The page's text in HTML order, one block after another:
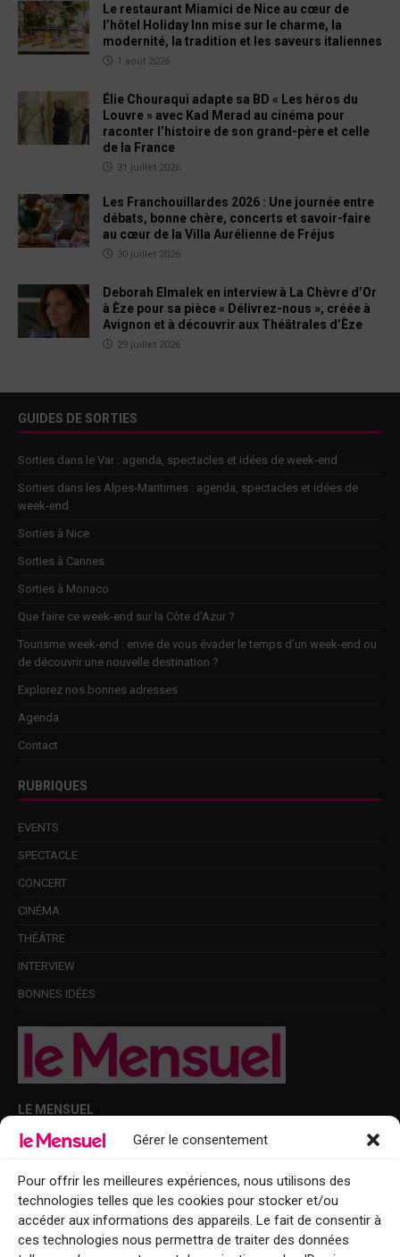
Gérer le consentement
Pour offrir les meilleures expériences, nous utilisons des
technologies telles que les cookies pour stocker et/ou
accéder aux informations des appareils. Le fait de consentir à
ces technologies nous permettra de traiter des données
Le restaurant Miamici de Nice au cœur de
l’hôtel Holiday Inn mise sur le charme, la
modernité, la tradition et les saveurs italiennes
1 août 2026
Élie Chouraqui adapte sa BD « Les héros du
Louvre » avec Kad Merad au cinéma pour
raconter l’histoire de son grand-père et celle
de la France
31 juillet 2026
Les Franchouillardes 2026 : Une journée entre
débats, bonne chère, concerts et savoir-faire
au cœur de la Villa Aurélienne de Fréjus
30 juillet 2026
Deborah Elmalek en interview à La Chèvre d’Or
à Èze pour sa pièce « Délivrez-nous », créée à
Avignon et à découvrir aux Théâtrales d’Èze
29 juillet 2026
GUIDES DE SORTIES
Sorties dans le Var : agenda, spectacles et idées de week-end
Sorties dans les Alpes-Maritimes : agenda, spectacles et idées de
week-end
Sorties à Nice
Sorties à Cannes
Sorties à Monaco
Que faire ce week-end sur la Côte d’Azur ?
Tourisme week-end : envie de vous évader le temps d’un week-end ou
de découvrir une nouvelle destination ?
Explorez nos bonnes adresses
Agenda
Contact
RUBRIQUES
EVENTS
SPECTACLE
CONCERT
CINÉMA
THÉÂTRE
INTERVIEW
BONNES IDÉES
LE MENSUEL
Points de diffusion Var et Alpes-Maritimes : oû trouver Le Mensuel ?
Le Mensuel en PDF : consultez le magazine en ligne
Qui sommes-nous ?
BFM Top Sorties